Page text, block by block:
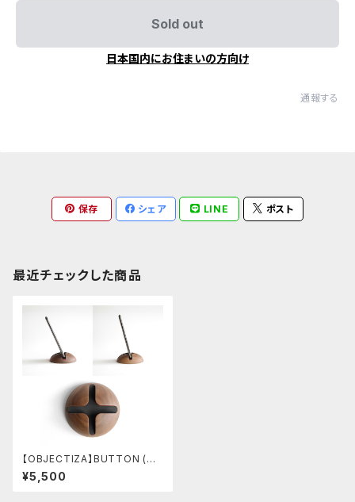
Sold out
日本国内にお住まいの方向け
通報する
保存 シェア LINE ポスト
最近チェックした商品
【OBJECTIZA】BUTTON (ブ
ラック)
¥5,500